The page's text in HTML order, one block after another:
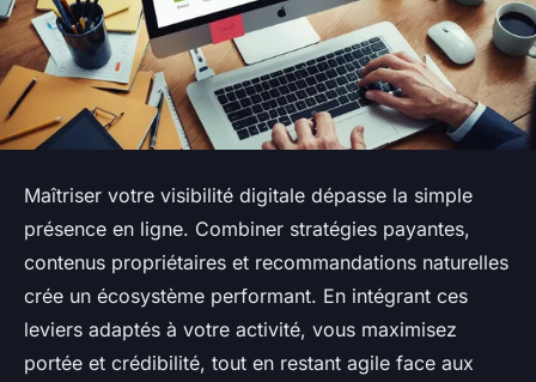
Maîtriser votre visibilité digitale dépasse la simple
présence en ligne. Combiner stratégies payantes,
contenus propriétaires et recommandations naturelles
crée un écosystème performant. En intégrant ces
leviers adaptés à votre activité, vous maximisez
portée et crédibilité, tout en restant agile face aux